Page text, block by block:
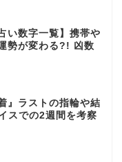
い数字一覧】携帯や
勢が変わる?! 凶数
』ラストの指輪や結
スでの2週間を考察